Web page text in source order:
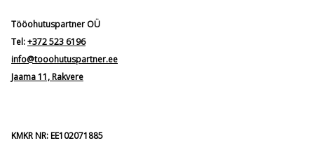
Tööohutuspartner OÜ
Tel:+372 523 6196
info@tooohutuspartner.ee
Jaama 11, Rakvere
KMKR NR: EE102071885